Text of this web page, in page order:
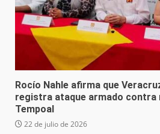
Rocío Nahle afirma que
registra ataque armado contra
Tempoal
22 de julio de 2026